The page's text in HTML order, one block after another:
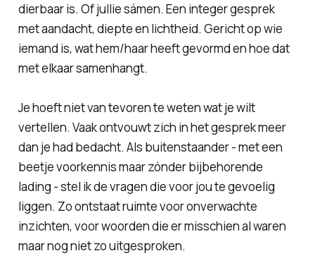
dierbaar is. Of jullie sámen. Een integer gesprek
met aandacht, diepte en lichtheid. Gericht op wie
iemand is, wat hem/haar heeft gevormd en hoe dat
met elkaar samenhangt.
Je hoeft niet van tevoren te weten wat je wilt
vertellen. Vaak ontvouwt zich in het gesprek meer
dan je had bedacht. Als buitenstaander - met een
beetje voorkennis maar zónder bijbehorende
lading - stel ik de vragen die voor jou te gevoelig
liggen. Zo ontstaat ruimte voor onverwachte
inzichten, voor woorden die er misschien al waren
maar nog niet zo uitgesproken.